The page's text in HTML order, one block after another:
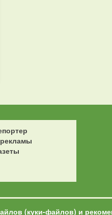
(куки-файлов) и